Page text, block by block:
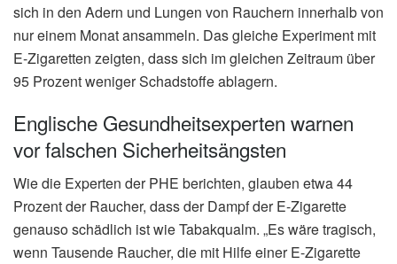
sich in den Adern und Lungen von Rauchern innerhalb von
nur einem Monat ansammeln. Das gleiche Experiment mit
E-Zigaretten zeigten, dass sich im gleichen Zeitraum über
95 Prozent weniger Schadstoffe ablagern.
Englische Gesundheitsexperten warnen
vor falschen Sicherheitsängsten
Wie die Experten der PHE berichten, glauben etwa 44
Prozent der Raucher, dass der Dampf der E-Zigarette
genauso schädlich ist wie Tabakqualm. „Es wäre tragisch,
wenn Tausende Raucher, die mit Hilfe einer E-Zigarette